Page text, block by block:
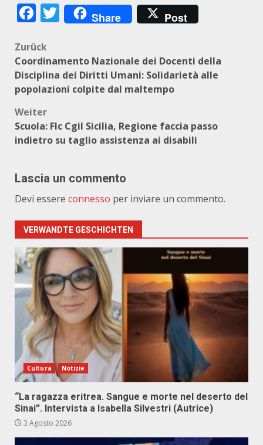
Facebook
Twitter
Share Post
Beitragsnavigation
Zurück
Coordinamento Nazionale dei Docenti della
Disciplina dei Diritti Umani: Solidarietà alle
popolazioni colpite dal maltempo
Weiter
Scuola: Flc Cgil Sicilia, Regione faccia passo
indietro su taglio assistenza ai disabili
Lascia un commento
Devi essere connesso per inviare un commento.
VERWANDTE GESCHICHTEN
Cultura Notizie
“La ragazza eritrea. Sangue e morte nel deserto del
Sinai”. Intervista a Isabella Silvestri (Autrice)
3 Agosto 2026